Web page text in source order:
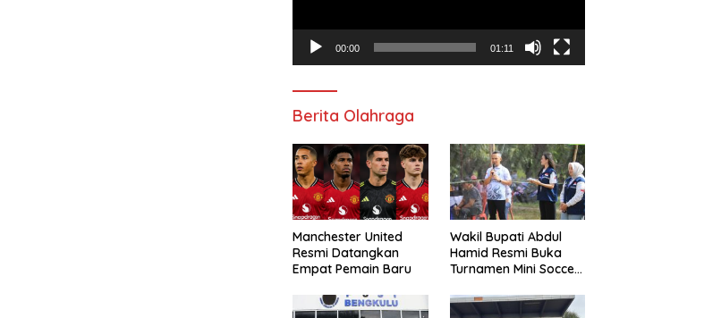
00:00 01:11
Berita Olahraga
Manchester United
Resmi Datangkan
Empat Pemain Baru
Wakil Bupati Abdul
Hamid Resmi Buka
Turnamen Mini Soccer